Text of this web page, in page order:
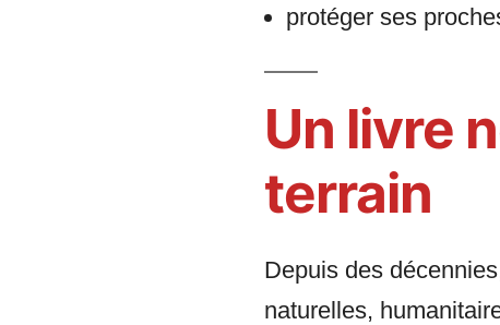
protéger ses
Un livre
terrain
Depuis des
naturelles,